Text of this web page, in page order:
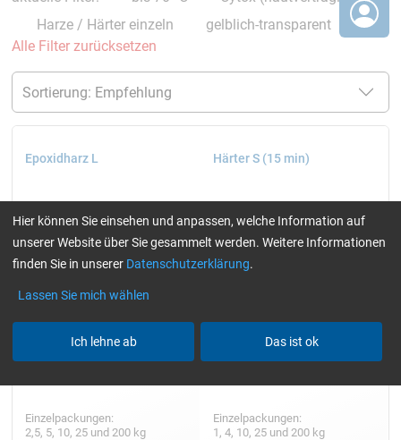
Harze / Härter einzeln
gelblich-transparent
Alle Filter zurücksetzen
Epoxidharz L
Einzelpackungen:
2,5, 5, 10, 25 und 200 kg
Härter S (15 min)
Einzelpackungen:
1, 4, 10, 25 und 200 kg
Hier können Sie einsehen und anpassen, welche Information auf
unserer Website über Sie gesammelt werden. Weitere Informationen
finden Sie in unserer Datenschutzerklärung.
Lassen Sie mich wählen
Ich lehne ab Das ist ok